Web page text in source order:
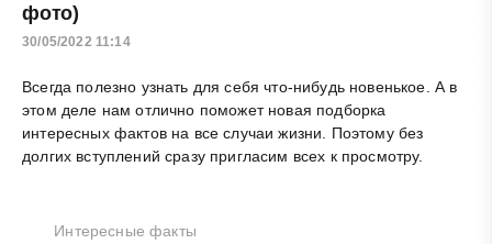
фото)
30/05/2022 11:14
Всегда полезно узнать для себя что-нибудь новенькое. А в
этом деле нам отлично поможет новая подборка
интересных фактов на все случаи жизни. Поэтому без
долгих вступлений сразу пригласим всех к просмотру.
Интересные факты